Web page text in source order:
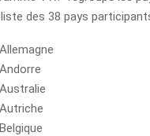
des 38 pays